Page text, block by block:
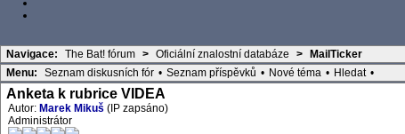
Navigace:
The Bat! fórum > Oficiální znalostní databáze >
MailTicker
Menu: Seznam diskusních fór • Seznam příspěvků • Nové téma • Hledat •
Anketa k rubrice VIDEA
Autor: Marek Mikuš (IP zapsáno)
Administrátor